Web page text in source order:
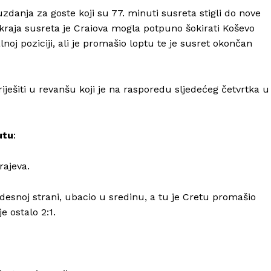
za goste koji su 77. minuti susreta stigli do nove
susreta je Craiova mogla potpuno šokirati Koševo
poziciji, ali je promašio loptu te je susret okončan
u revanšu koji je na rasporedu sljedećeg četvrtka u
:
strani, ubacio u sredinu, a tu je Cretu promašio
ostalo 2:1.